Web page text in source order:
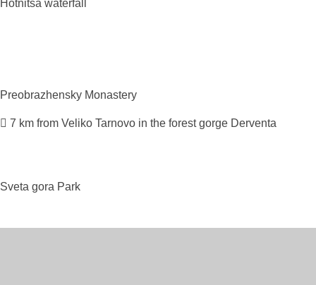
Hotnitsa waterfall
Preobrazhensky Monastery
7 km from Veliko Tarnovo in the forest gorge Derventa
Sveta gora Park